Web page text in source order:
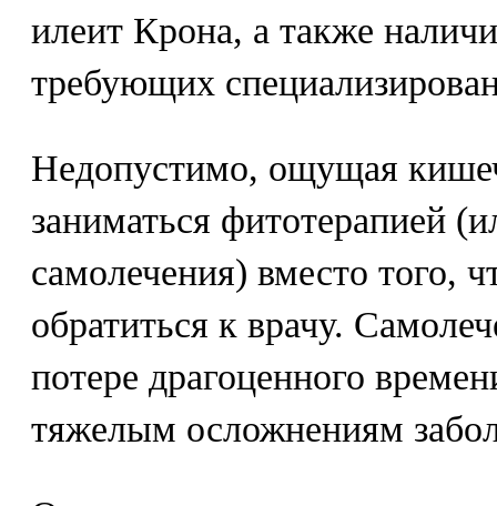
илеит Крона, а также
требующих
Недопустимо, ощущая
заниматься фитотерапией
самолечения) вместо того,
обратиться к врачу.
потере драгоценного
тяжелым осложнениям